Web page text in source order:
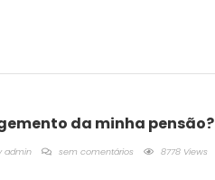
da minha pensão?
admin sem comentários 8778 Views